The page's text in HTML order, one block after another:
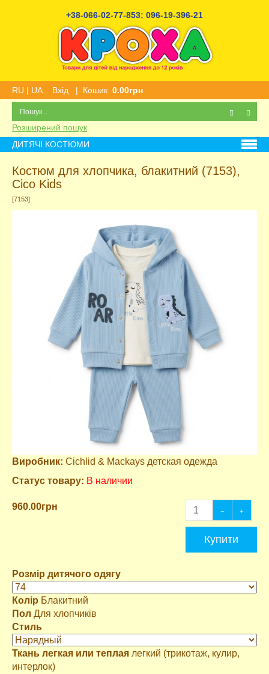
+38-066-02-77-853; 096-19-396-21
RU | UA Вхід | Кошик 0.00грн
Розширений пошук
ДИТЯЧІ КОСТЮМИ
Костюм для хлопчика, блакитний (7153),
Cico Kids
[7153]
Виробник: Cichlid & Mackays детская одежда
Статус товару: В наличии
960.00грн
Купити
Розмір дитячого одягу
Колір Блакитний
Пол Для хлопчиків
Стиль
Ткань легкая или теплая легкий (трикотаж, кулир,
интерлок)